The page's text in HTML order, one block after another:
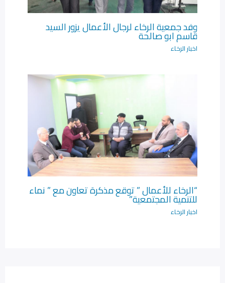
وفد جمعية الرخاء لرجال الأعمال يزور السيد
قاسم ابو صالحة
اخبار الرخاء
“الرخاء للأعمال ” توقع مذكرة تعاون مع ” نماء
للتنمية المجتمعية”
اخبار الرخاء